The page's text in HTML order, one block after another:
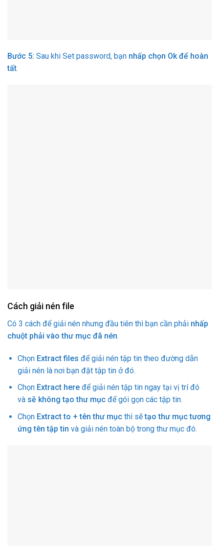
Bước 5: Sau khi Set password, bạn nhấp chọn Ok để hoàn
tất.
Cách giải nén file
Có 3 cách để giải nén nhưng đầu tiên thì bạn cần phải nhấp
chuột phải vào thư mục đã nén.
Chọn Extract files để giải nén tập tin theo đường dẫn
giải nén là nơi bạn đặt tập tin ở đó.
Chọn Extract heređể giải nén tập tin ngay tại vị trí đó
và sẽ không tạo thư mụcđể gói gọn các tập tin.
ChọnExtract to + tên thư mụcthì sẽtạo thư mục tương
ứng tên tập tin và giải nén toàn bộ trong thư mục đó.